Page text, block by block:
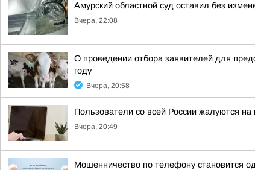
Амурский областной суд оставил без
Вчера, 22:08
О проведении отбора заявителей для
году
Вчера, 20:58
Пользователи со всей России жалуются
Вчера, 20:49
Мошенничество по телефону становится